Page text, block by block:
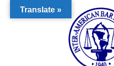
Translate »